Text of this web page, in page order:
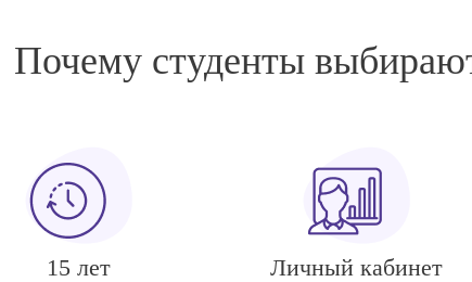
Почему студенты
15 лет Личный кабинет